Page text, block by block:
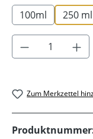
100ml
250 ml
Produkt
Zum Merkzettel